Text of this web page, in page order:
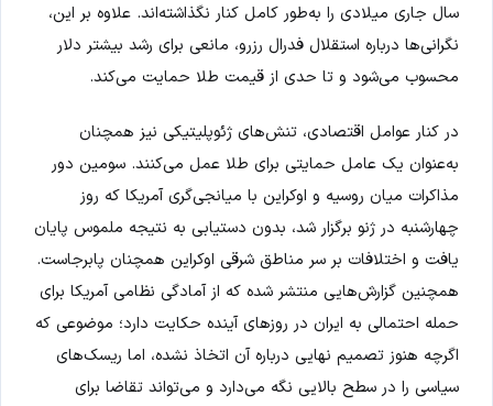
سال جاری میلادی را به‌طور کامل کنار نگذاشته‌اند. علاوه بر این،
نگرانی‌ها درباره استقلال فدرال رزرو، مانعی برای رشد بیشتر دلار
محسوب می‌شود و تا حدی از قیمت طلا حمایت می‌کند.
در کنار عوامل اقتصادی، تنش‌های ژئوپلیتیکی نیز همچنان
به‌عنوان یک عامل حمایتی برای طلا عمل می‌کنند. سومین دور
مذاکرات میان روسیه و اوکراین با میانجی‌گری آمریکا که روز
چهارشنبه در ژنو برگزار شد، بدون دستیابی به نتیجه ملموس پایان
یافت و اختلافات بر سر مناطق شرقی اوکراین همچنان پابرجاست.
همچنین گزارش‌هایی منتشر شده که از آمادگی نظامی آمریکا برای
حمله احتمالی به ایران در روزهای آینده حکایت دارد؛ موضوعی که
اگرچه هنوز تصمیم نهایی درباره آن اتخاذ نشده، اما ریسک‌های
سیاسی را در سطح بالایی نگه می‌دارد و می‌تواند تقاضا برای